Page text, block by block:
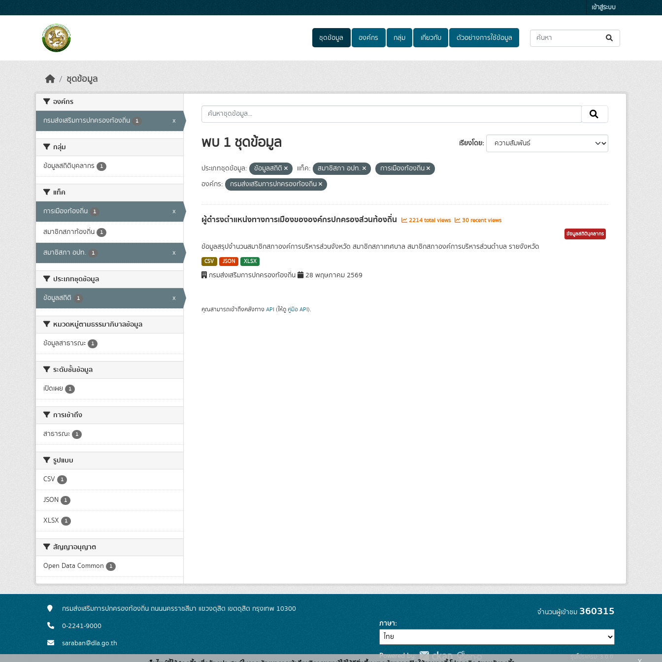
เข้าสู่ระบบ
ชุดข้อมูล องค์กร กลุ่ม เกี่ยวกับ ตัวอย่างการใช้ข้อมูล
ชุดข้อมูล
องค์กร
กรมส่งเสริมการปกครองท้องถิ่น 1 x
กลุ่ม
ข้อมูลสถิติบุคลากร 1
แท็ค
การเมืองท้องถิ่น 1 x
สมาชิกสภาท้องถิ่น 1
สมาชิสภา อปท. 1 x
ประเภทชุดข้อมูล
ข้อมูลสถิติ 1 x
หมวดหมู่ตามธรรมาภิบาลข้อมูล
ข้อมูลสาธารณะ 1
ระดับชั้นข้อมูล
เปิดเผย 1
การเข้าถึง
สาธารณะ 1
รูปแบบ
CSV 1
JSON 1
XLSX 1
สัญญาอนุญาต
Open Data Common 1
เรียงโดย
พบ 1 ชุดข้อมูล
ประเภทชุดข้อมูล: ข้อมูลสถิติ แท็ค: สมาชิสภา อปท.
การเมืองท้องถิ่น
องค์กร:
กรมส่งเสริมการปกครองท้องถิ่น
ผู้ดำรงตำแหน่งทางการเมืองขององค์กรปกครองส่วนท้องถิ่น 2214 total views 30 recent views
ข้อมูลสถิติบุคลากร
ข้อมูลสรุปจำนวนสมาชิกสภาองค์การบริหารส่วนจังหวัด สมาชิกสภาเทศบาล สมาชิกสภาองค์การบริหารส่วนตำบล รายจังหวัด
CSV JSON XLSX
กรมส่งเสริมการปกครองท้องถิ่น 28 พฤษภาคม 2569
คุณสามารถเข้าถึงคลังทาง API (ให้ดู คู่มือ API).
กรมส่งเสริมการปกครองท้องถิ่น ถนนนครราชสีมา แขวงดุสิต เขตดุสิต กรุงเทพ 10300
0-2241-9000
saraban@dla.go.th
จำนวนผู้เข้าชม 360315
ภาษา
Powered by: รุ่นโปรแกรม: 3.0.0